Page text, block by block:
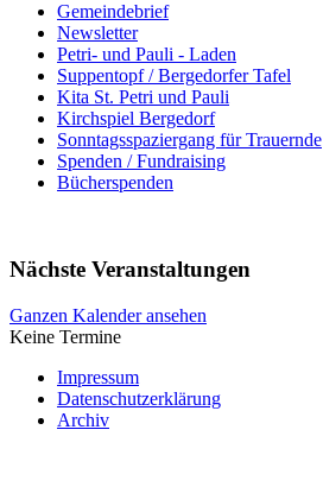
Gemeindebrief
Newsletter
Petri- und Pauli - Laden
Suppentopf / Bergedorfer Tafel
Kita St. Petri und Pauli
Kirchspiel Bergedorf
Sonntagsspaziergang für Trauernde
Spenden / Fundraising
Bücherspenden
Nächste Veranstaltungen
Ganzen Kalender ansehen
Keine Termine
Impressum
Datenschutzerklärung
Archiv